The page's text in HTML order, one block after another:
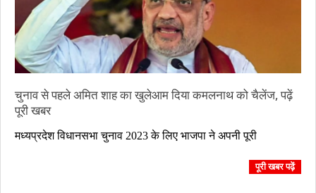
चुनाव से पहले अमित शाह का खुलेआम दिया कमलनाथ को चैलेंज, पढ़ें
पूरी खबर
10-
मध्यप्रदेश विधानसभा चुनाव 2023 के लिए भाजपा ने अपनी पूरी
पूरी खबर पढ़ें